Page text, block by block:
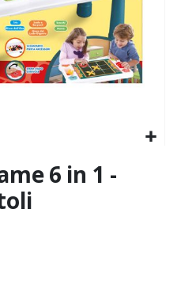
6 in 1 -